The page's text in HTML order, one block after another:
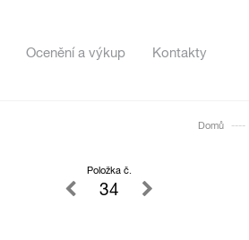
Ocenění a výkup Kontakty
Domů
Položka č.
34